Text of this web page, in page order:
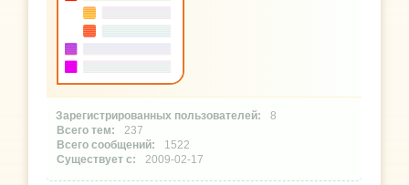
8
237
1522
2009-02-17